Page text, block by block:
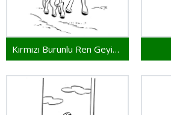
Kırmızı Burunlu Ren Geyiği Rudolph